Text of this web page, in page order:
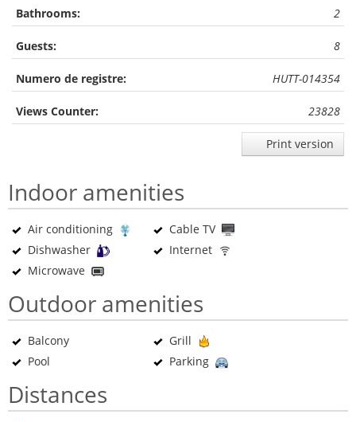
Bathrooms: 2
Guests: 8
Numero de registre: HUTT-014354
Views Counter: 23828
Print version
Indoor amenities
Air conditioning
Cable TV
Dishwasher
Internet
Microwave
Outdoor amenities
Balcony
Grill
Pool
Parking
Distances